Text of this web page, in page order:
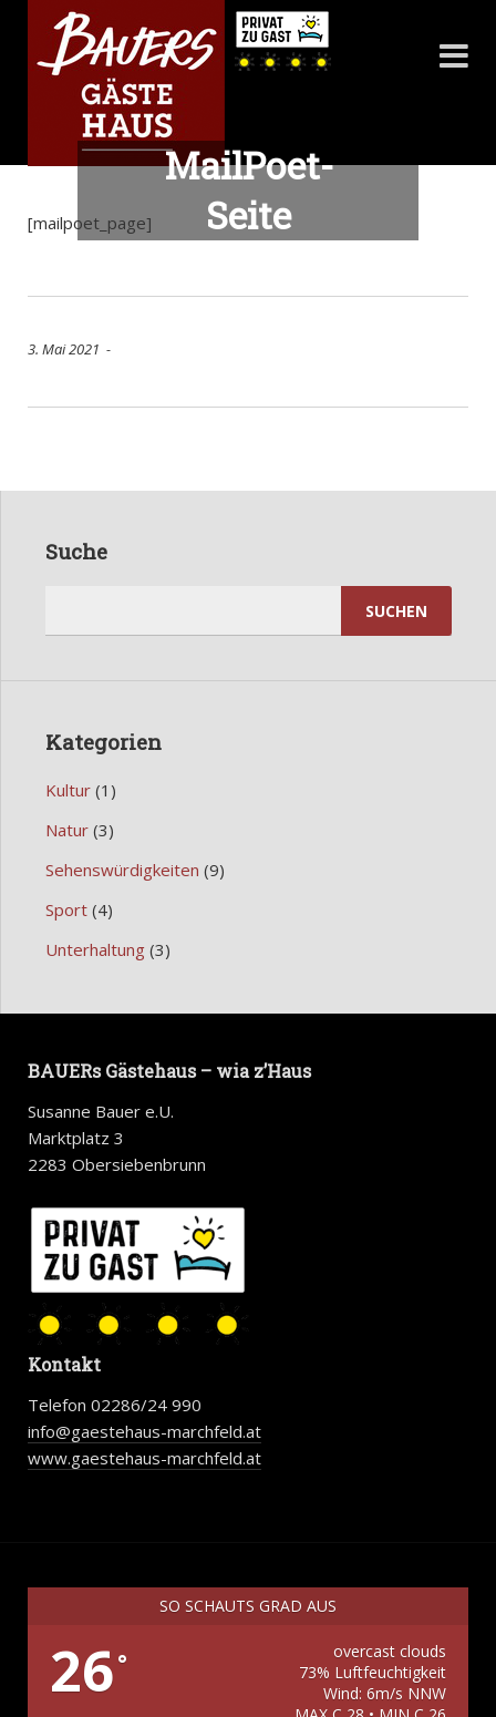
MailPoet-
Seite
[mailpoet_page]
3. Mai 2021 -
Suche
Kategorien
Kultur (1)
Natur (3)
Sehenswürdigkeiten (9)
Sport (4)
Unterhaltung (3)
BAUERs Gästehaus – wia z’Haus
Susanne Bauer e.U.
Marktplatz 3
2283 Obersiebenbrunn
Kontakt
Telefon 02286/24 990
info@gaestehaus-marchfeld.at
www.gaestehaus-marchfeld.at
SO SCHAUTS GRAD AUS
26°
overcast clouds
73% Luftfeuchtigkeit
Wind: 6m/s NNW